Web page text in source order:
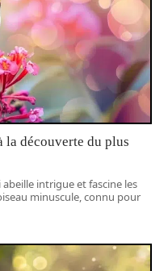
la découverte du plus
intrigue et fascine les
minuscule, connu pour